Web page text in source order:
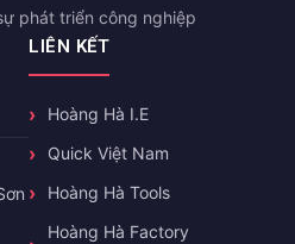
phát triển công nghiệp
LIÊN KẾT
Hoàng Hà I.E
Quick Việt Nam
Hoàng Hà Tools
Hoàng Hà Factory